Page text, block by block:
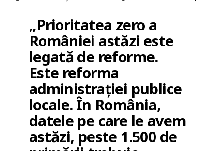
„Prioritatea zero a
României astăzi este
legată de reforme.
Este reforma
administrației publice
locale. În România,
datele pe care le avem
astăzi, peste 1.500 de